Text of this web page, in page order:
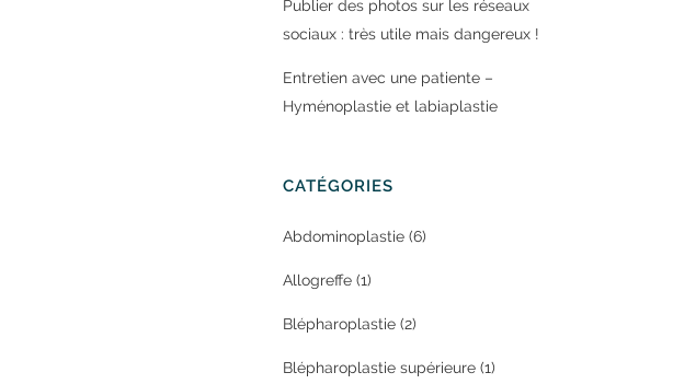
Publier des photos sur les réseaux
sociaux : très utile mais dangereux !
Entretien avec une patiente –
Hyménoplastie et labiaplastie
CATÉGORIES
Abdominoplastie (6)
Allogreffe (1)
Blépharoplastie (2)
Blépharoplastie supérieure (1)